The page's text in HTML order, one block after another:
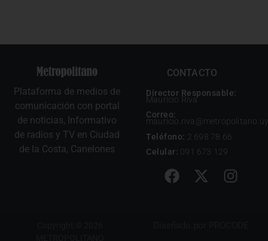
Plataforma de medios de
comunicación con portal
de noticias, Informativo
de radios y TV en Ciudad
de la Costa, Canelones
CONTACTO
Director Responsable:
Mauricio Riva
Correo:
mauricio.riva@metropolitano.uy
Teléfono: 2 698 78 66
Celular: 091 673 129